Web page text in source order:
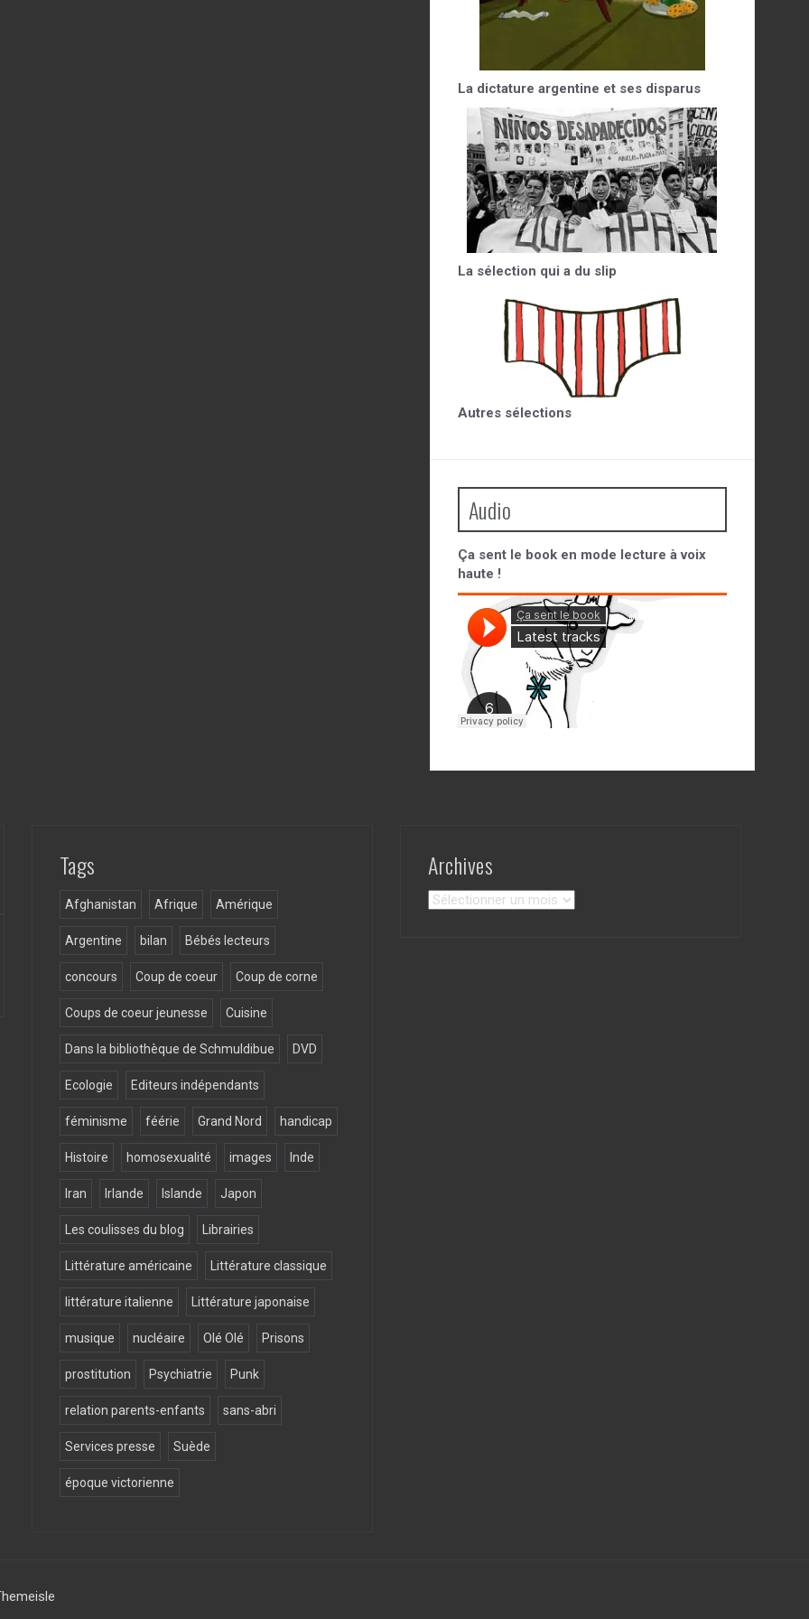
La dictature argentine et ses disparus
La sélection qui a du slip
Autres sélections
Audio
Ça sent le book en mode lecture à voix
haute !
Tags
Afghanistan Afrique Amérique
Argentine bilan Bébés lecteurs
concours Coup de coeur Coup de corne
Coups de coeur jeunesse Cuisine
Dans la bibliothèque de Schmuldibue DVD
Ecologie Editeurs indépendants
féminisme féérie Grand Nord handicap
Histoire homosexualité images Inde
Iran Irlande Islande Japon
Les coulisses du blog Librairies
Littérature américaine Littérature classique
littérature italienne Littérature japonaise
musique nucléaire Olé Olé Prisons
prostitution Psychiatrie Punk
relation parents-enfants sans-abri
Services presse Suède
époque victorienne
Archives
Archives